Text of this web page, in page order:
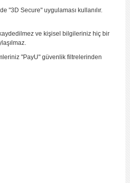
"3D Secure" uygulaması kullanılır.
ve kişisel bilgileriniz hiç bir
"PayU" güvenlik filtrelerinden